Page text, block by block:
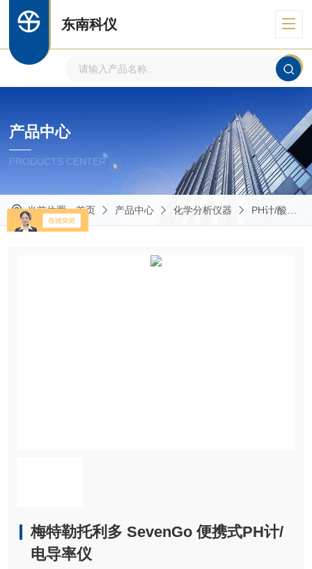
东南科仪
产品中心
PRODUCTS CENTER
当前位置：首页 产品中心 化学分析仪器 PH计/酸度计
梅特勒托利多 SevenGo 便携式PH计/
电导率仪